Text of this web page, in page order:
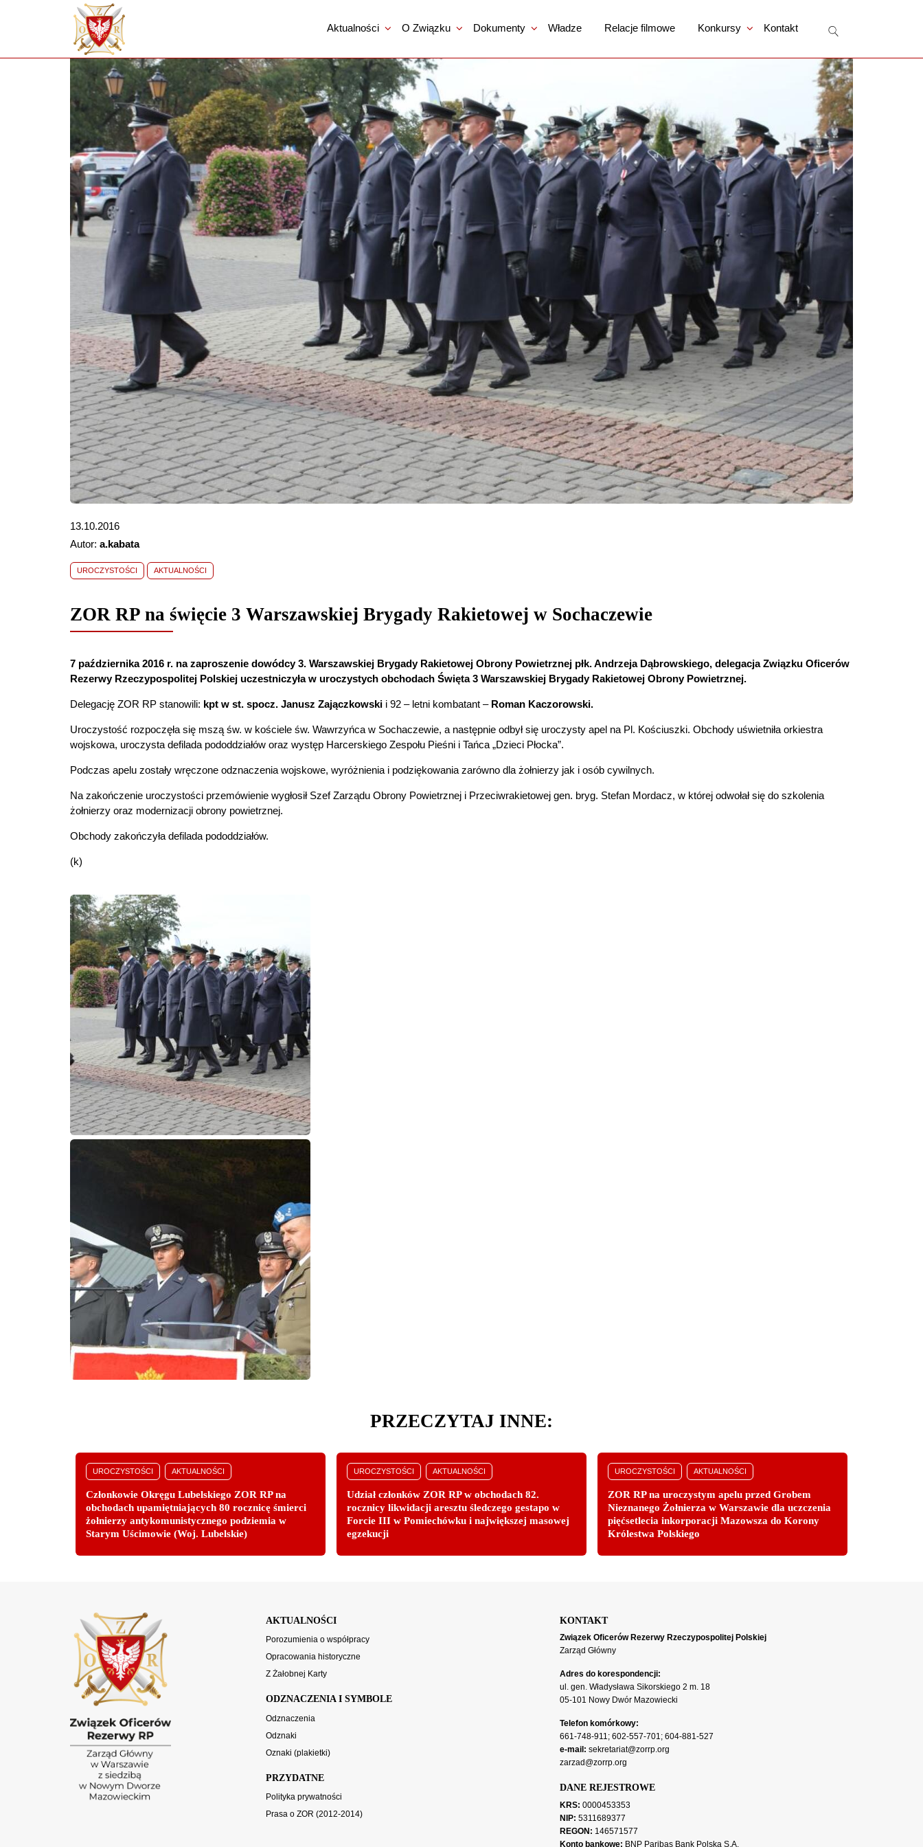
Aktualności O Związku Dokumenty Władze Relacje filmowe Konkursy Kontakt
13.10.2016
Autor: a.kabata
UROCZYSTOŚCI AKTUALNOŚCI
ZOR RP na święcie 3 Warszawskiej Brygady Rakietowej w Sochaczewie
7 października 2016 r. na zaproszenie dowódcy 3. Warszawskiej Brygady Rakietowej Obrony Powietrznej płk. Andrzeja Dąbrowskiego, delegacja Związku Oficerów
Rezerwy Rzeczypospolitej Polskiej uczestniczyła w uroczystych obchodach Święta 3 Warszawskiej Brygady Rakietowej Obrony Powietrznej.
Delegację ZOR RP stanowili: kpt w st. spocz. Janusz Zajączkowski i 92 – letni kombatant –Roman Kaczorowski.
Uroczystość rozpoczęła się mszą św. w kościele św. Wawrzyńca w Sochaczewie, a następnie odbył się uroczysty apel na Pl. Kościuszki. Obchody uświetniła orkiestra
wojskowa, uroczysta defilada pododdziałów oraz występ Harcerskiego Zespołu Pieśni i Tańca „Dzieci Płocka”.
Podczas apelu zostały wręczone odznaczenia wojskowe, wyróżnienia i podziękowania zarówno dla żołnierzy jak i osób cywilnych.
Na zakończenie uroczystości przemówienie wygłosił Szef Zarządu Obrony Powietrznej i Przeciwrakietowej gen. bryg. Stefan Mordacz, w której odwołał się do szkolenia
żołnierzy oraz modernizacji obrony powietrznej.
Obchody zakończyła defilada pododdziałów.
(k)
PRZECZYTAJ INNE:
UROCZYSTOŚCI AKTUALNOŚCI
Członkowie Okręgu Lubelskiego ZOR RP na
obchodach upamiętniających 80 rocznicę śmierci
żołnierzy antykomunistycznego podziemia w
Starym Uścimowie (Woj. Lubelskie)
UROCZYSTOŚCI AKTUALNOŚCI
Udział członków ZOR RP w obchodach 82.
rocznicy likwidacji aresztu śledczego gestapo w
Forcie III w Pomiechówku i największej masowej
egzekucji
UROCZYSTOŚCI AKTUALNOŚCI
ZOR RP na uroczystym apelu przed Grobem
Nieznanego Żołnierza w Warszawie dla uczczenia
pięćsetlecia inkorporacji Mazowsza do Korony
Królestwa Polskiego
AKTUALNOŚCI
Porozumienia o współpracy
Opracowania historyczne
Z Żałobnej Karty
ODZNACZENIA I SYMBOLE
Odznaczenia
Odznaki
Oznaki (plakietki)
PRZYDATNE
Polityka prywatności
Prasa o ZOR (2012-2014)
KONTAKT
Związek Oficerów Rezerwy Rzeczypospolitej Polskiej
Zarząd Główny
Adres do korespondencji:
ul. gen. Władysława Sikorskiego 2 m. 18
05-101 Nowy Dwór Mazowiecki
Telefon komórkowy:
661-748-911; 602-557-701; 604-881-527
e-mail: sekretariat@zorrp.org
zarzad@zorrp.org
DANE REJESTROWE
KRS: 0000453353
NIP: 5311689377
REGON: 146571577
Konto bankowe: BNP Paribas Bank Polska S.A.